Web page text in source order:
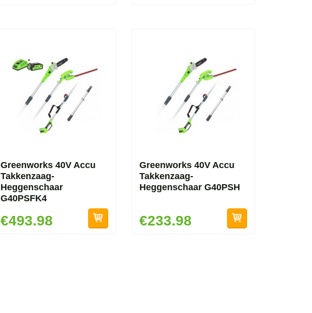
Greenworks 40V Accu
Takkenzaag-
Heggenschaar
G40PSFK4
€493.98
Greenworks 40V Accu
Takkenzaag-
Heggenschaar G40PSH
€233.98